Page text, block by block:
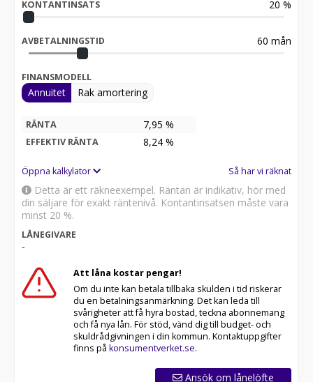
KONTANTINSATS 20 %
AVBETALNINGSTID 60 mån
FINANSMODELL
Annuitet Rak amortering
RÄNTA 7,95 %
EFFEKTIV RÄNTA 8,24 %
Öppna kalkylator Så har vi räknat
Detta är ett räkneexempel. Räntan är indikativ, hör med
din säljare för exakt räntenivå. Kontantinsatsen måste vara
minst 20 %.
LÅNEGIVARE
-
Att låna kostar pengar!
Om du inte kan betala tillbaka skulden i tid riskerar
du en betalningsanmärkning. Det kan leda till
svårigheter att få hyra bostad, teckna abonnemang
och få nya lån. För stöd, vänd dig till budget- och
skuldrådgivningen i din kommun. Kontaktuppgifter
finns på konsumentverket.se.
Ansök om lånelöfte